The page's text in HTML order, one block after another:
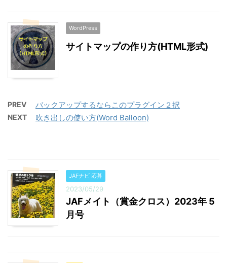
WordPress
サイトマップの作り方(HTML形式)
PREV バックアップするならこのプラグイン２択
NEXT 吹き出しの使い方(Word Balloon)
JAFナビ 応募
2023/05/29
JAFメイト（賞金クロス）2023年 5
月号